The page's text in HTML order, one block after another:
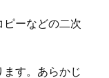
ピーなどの二次
す。あらかじ